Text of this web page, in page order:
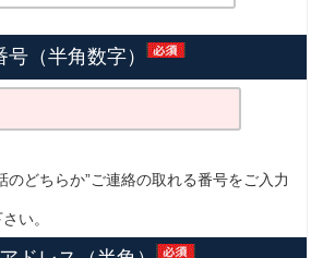
号（半角数字）
のどちらか”ご連絡の取れる番号をご入力
い。